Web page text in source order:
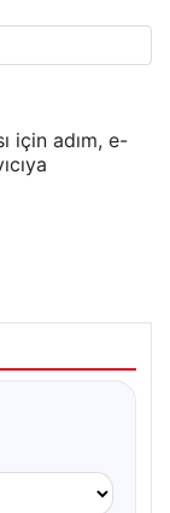
için adım, e-